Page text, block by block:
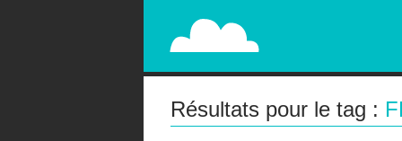
PAPERPLANE
STREET, AMBIENT, GUÉRILLA MARKETING
Résultats pour le tag :